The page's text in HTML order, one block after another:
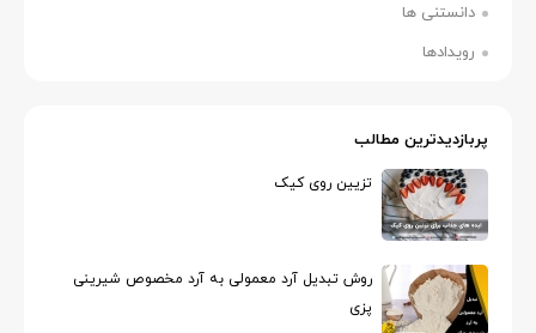
دانستنی ها
رویدادها
پربازدیدترین مطالب
تزیین روی کیک
روش تبدیل آرد معمولی به آرد مخصوص شیرینی
پزی